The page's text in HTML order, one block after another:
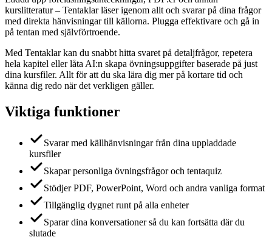
kurslitteratur – Tentaklar läser igenom allt och svarar på dina frågor
med direkta hänvisningar till källorna. Plugga effektivare och gå in
på tentan med självförtroende.
Med Tentaklar kan du snabbt hitta svaret på detaljfrågor, repetera
hela kapitel eller låta AI:n skapa övningsuppgifter baserade på just
dina kursfiler. Allt för att du ska lära dig mer på kortare tid och
känna dig redo när det verkligen gäller.
Viktiga funktioner
Svarar med källhänvisningar från dina uppladdade
kursfiler
Skapar personliga övningsfrågor och tentaquiz
Stödjer PDF, PowerPoint, Word och andra vanliga format
Tillgänglig dygnet runt på alla enheter
Sparar dina konversationer så du kan fortsätta där du
slutade